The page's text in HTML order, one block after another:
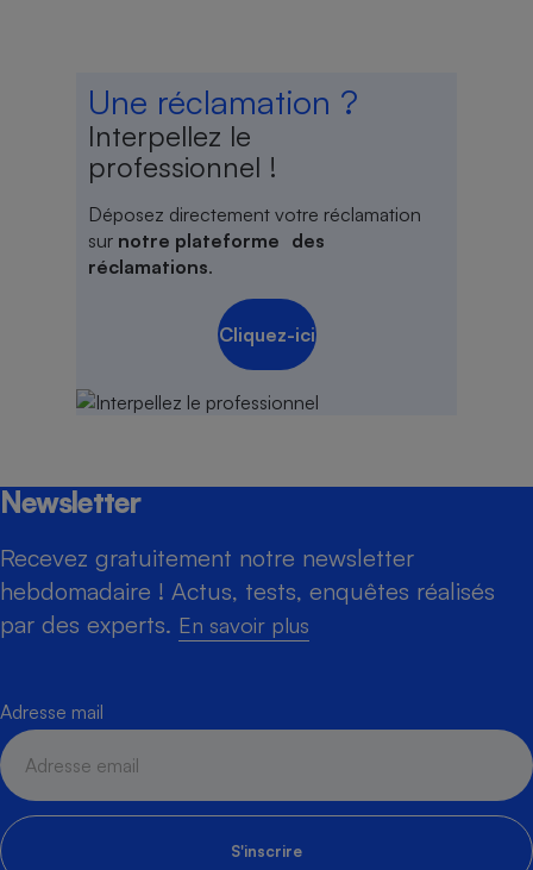
Une réclamation ?
Interpellez le
professionnel !
Déposez directement votre réclamation
sur notre plateforme des
réclamations.
Cliquez-ici
Newsletter
Recevez gratuitement notre newsletter
hebdomadaire ! Actus, tests, enquêtes réalisés
par des experts. En savoir plus
Adresse mail
S'inscrire